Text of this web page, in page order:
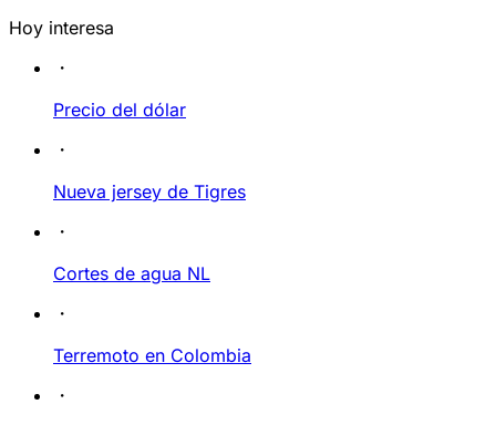
Hoy interesa
Precio del dólar
Nueva jersey de Tigres
Cortes de agua NL
Terremoto en Colombia